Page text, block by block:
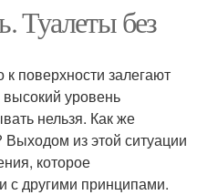
Туалеты без
поверхности залегают
уровень
нельзя. Как же
Выходом из этой ситуации
которое
с другими принципами.